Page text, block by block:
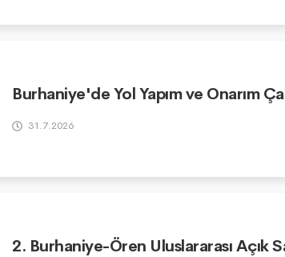
Burhaniye'de Yol Yapım ve Onarım
31.7.2026
2. Burhaniye-Ören Uluslararası Açık